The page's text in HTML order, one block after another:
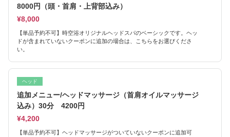
8000円（頭・首肩・上背部込み）
¥8,000
【単品予約不可】時空浴オリジナルヘッドスパのベーシックです。ヘッ
ドが含まれていないクーポンに追加の場合は、こちらをお選びくださ
い。
ヘッド
追加メニュー/ヘッドマッサージ（首肩オイルマッサージ
込み）30分 4200円
¥4,200
【単品予約不可】ヘッドマッサージがついていないクーポンに追加可